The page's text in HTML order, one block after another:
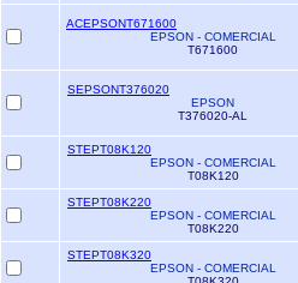
ACEPSONT671600
EPSON - COMERCIAL
T671600
SEPSONT376020
EPSON
T376020-AL
STEPT08K120
EPSON - COMERCIAL
T08K120
STEPT08K220
EPSON - COMERCIAL
T08K220
STEPT08K320
EPSON - COMERCIAL